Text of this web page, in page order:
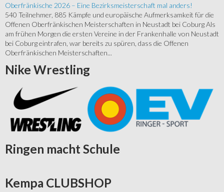
Oberfränkische 2026 – Eine Bezirksmeisterschaft mal anders!
540 Teilnehmer, 885 Kämpfe und europäische Aufmerksamkeit für die
Offenen Oberfränkischen Meisterschaften in Neustadt bei Coburg Als
am frühen Morgen die ersten Vereine in der Frankenhalle von Neustadt
bei Coburg eintrafen, war bereits zu spüren, dass die Offenen
Oberfränkischen Meisterschaften...
Nike Wrestling
Ringen macht Schule
Kempa CLUBSHOP